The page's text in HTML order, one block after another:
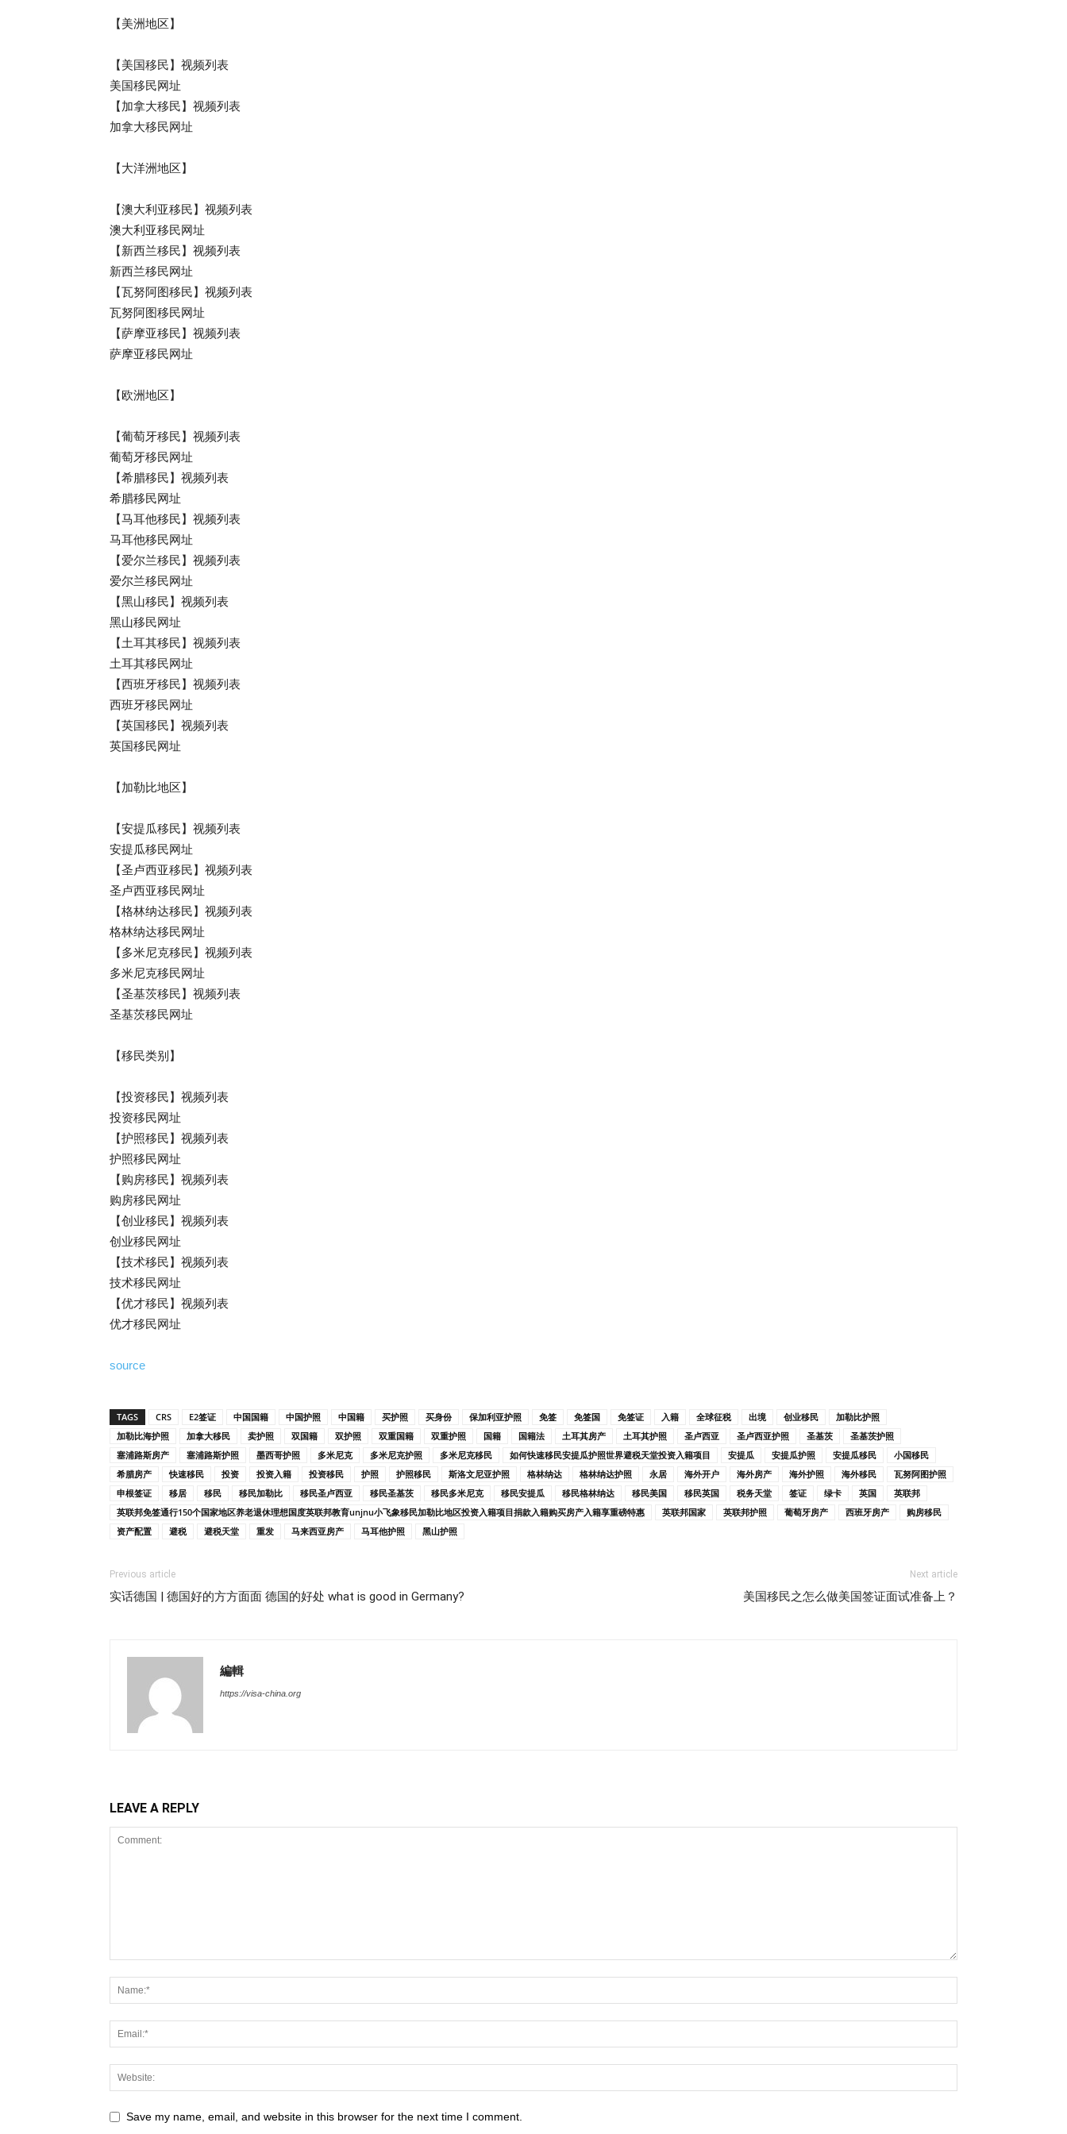
【美洲地区】
【美国移民】视频列表
美国移民网址
【加拿大移民】视频列表
加拿大移民网址
【大洋洲地区】
【澳大利亚移民】视频列表
澳大利亚移民网址
【新西兰移民】视频列表
新西兰移民网址
【瓦努阿图移民】视频列表
瓦努阿图移民网址
【萨摩亚移民】视频列表
萨摩亚移民网址
【欧洲地区】
【葡萄牙移民】视频列表
葡萄牙移民网址
【希腊移民】视频列表
希腊移民网址
【马耳他移民】视频列表
马耳他移民网址
【爱尔兰移民】视频列表
爱尔兰移民网址
【黑山移民】视频列表
黑山移民网址
【土耳其移民】视频列表
土耳其移民网址
【西班牙移民】视频列表
西班牙移民网址
【英国移民】视频列表
英国移民网址
【加勒比地区】
【安提瓜移民】视频列表
安提瓜移民网址
【圣卢西亚移民】视频列表
圣卢西亚移民网址
【格林纳达移民】视频列表
格林纳达移民网址
【多米尼克移民】视频列表
多米尼克移民网址
【圣基茨移民】视频列表
圣基茨移民网址
【移民类别】
【投资移民】视频列表
投资移民网址
【护照移民】视频列表
护照移民网址
【购房移民】视频列表
购房移民网址
【创业移民】视频列表
创业移民网址
【技术移民】视频列表
技术移民网址
【优才移民】视频列表
优才移民网址
source
TAGS CRS E2签证 中国国籍 中国护照 中国籍 买护照 买身份 保加利亚护照 免签 免签国 免签证 入籍 全球征税 出境 创业移民
加勒比护照
加勒比海护照
加拿大移民 卖护照 双国籍 双护照 双重国籍 双重护照 国籍 国籍法 土耳其房产 土耳其护照 圣卢西亚 圣卢西亚护照 圣基茨
圣基茨护照
塞浦路斯房产
塞浦路斯护照 墨西哥护照 多米尼克 多米尼克护照 多米尼克移民 如何快速移民安提瓜护照世界避税天堂投资入籍项目 安提瓜 安提瓜护照 安提瓜移民
小国移民
希腊房产
快速移民 投资 投资入籍 投资移民 护照 护照移民 斯洛文尼亚护照 格林纳达 格林纳达护照 永居 海外开户 海外房产 海外护照 海外移民
瓦努阿图护照
申根签证
移居 移民 移民加勒比 移民圣卢西亚 移民圣基茨 移民多米尼克 移民安提瓜 移民格林纳达 移民美国 移民英国 税务天堂 签证 绿卡 英国
英联邦
英联邦免签通行150个国家地区养老退休理想国度英联邦教育unjnu小飞象移民加勒比地区投资入籍项目捐款入籍购买房产入籍享重磅特惠
英联邦国家 英联邦护照 葡萄牙房产 西班牙房产
购房移民
资产配置
避税 避税天堂 重发 马来西亚房产 马耳他护照 黑山护照
Previous article
实话德国 | 德国好的方方面面 德国的好处 what is good in Germany?
Next article
美国移民之怎么做美国签证面试准备上？
編輯
https://visa-china.org
LEAVE A REPLY
Save my name, email, and website in this browser for the next time I comment.